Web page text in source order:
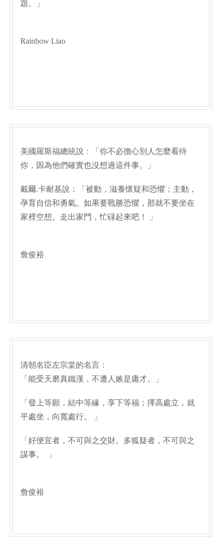
題。」
Rainbow Liao
美國羅斯福總統說：「你不必擔心別人怎麼看待
你，因為他們確實也沒想過這件事。」
戴爾.卡耐基說：「被動，滋養懷疑和恐懼；主動，
孕育自信和勇氣。如果要戰勝恐懼，那就不要坐在
家裡空想。走出家門，忙碌起來吧！ 」
詹俊裕
清朝名臣左宗棠的名言：
「能受天磨真鐵漢，不遭人嫉是庸才。」
「發上等願，結中等緣，享下等福；擇高處立，就
平處坐，向寬處行。 」
「好便宜者，不可與之交財。多狐疑者，不可與之
謀事。 」
詹俊裕